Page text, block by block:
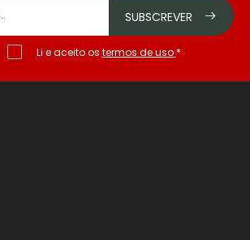
SUBSCREVER
Li e aceito os termos de uso *